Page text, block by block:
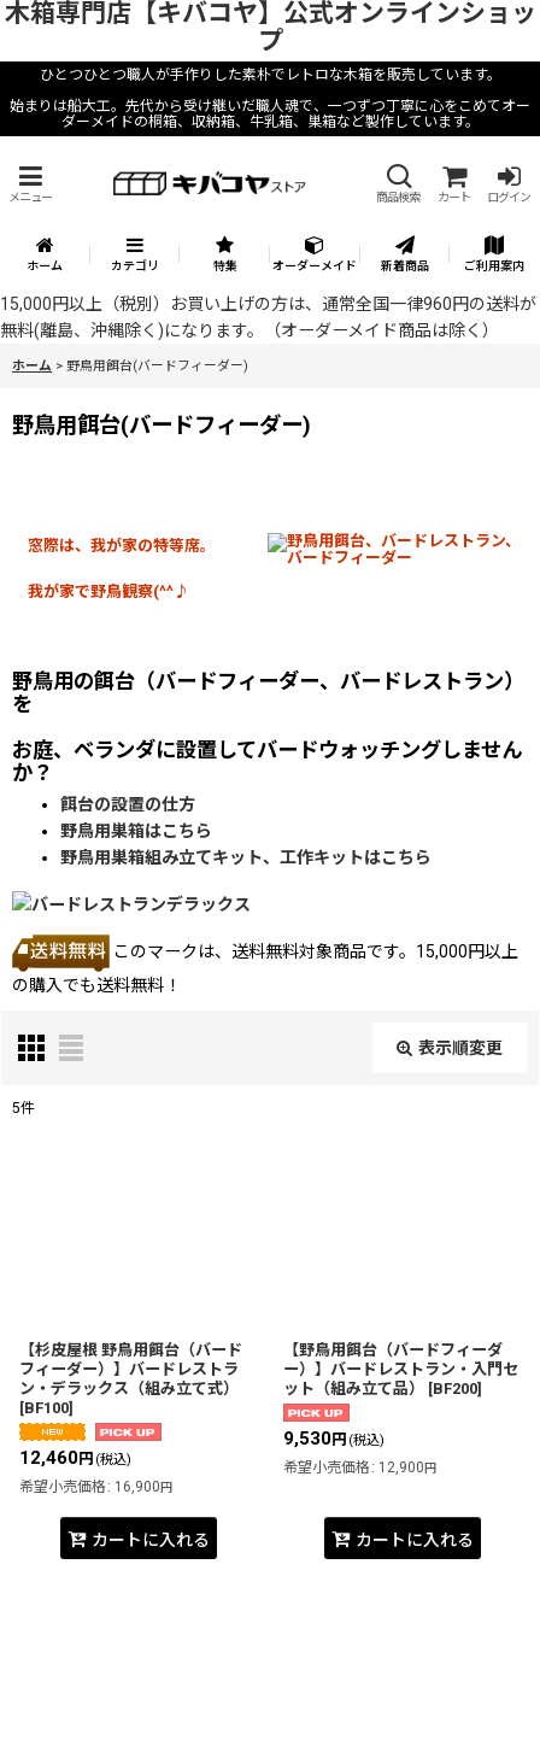
木箱専門店【キバコヤ】公式オンラインショッ
プ
ひとつひとつ職人が手作りした素朴でレトロな木箱を販売しています。
始まりは船大工。先代から受け継いだ職人魂で、一つずつ丁寧に心をこめてオー
ダーメイドの桐箱、収納箱、牛乳箱、巣箱など製作しています。
メニュー 商品検索 カート ログイン
ホーム カテゴリ 特集 オーダーメイド 新着商品 ご利用案内
15,000円以上（税別）お買い上げの方は、通常全国一律960円の送料が
無料(離島、沖縄除く)になります。（オーダーメイド商品は除く）
ホーム > 野鳥用餌台(バードフィーダー)
野鳥用餌台(バードフィーダー)
窓際は、我が家の特等席。
我が家で野鳥観察(^^♪
野鳥用の餌台（バードフィーダー、バードレストラン）
を
お庭、ベランダに設置してバードウォッチングしません
か？
餌台の設置の仕方
野鳥用巣箱はこちら
野鳥用巣箱組み立てキット、工作キットはこちら
このマークは、送料無料対象商品です。15,000円以上
の購入でも送料無料！
表示順変更
5件
【杉皮屋根 野鳥用餌台（バード
フィーダー）】バードレストラ
ン・デラックス（組み立て式）
[BF100]
12,460円 (税込)
希望小売価格 : 16,900 円
カートに入れる
【野鳥用餌台（バードフィーダ
ー）】バードレストラン・入門セ
ット（組み立て品）
[BF200]
9,530円 (税込)
希望小売価格 : 12,900 円
カートに入れる